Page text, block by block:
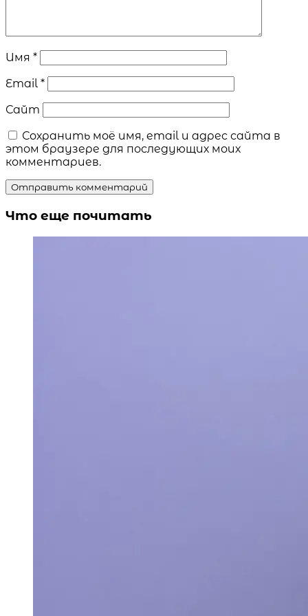
Имя *
Email *
Сайт
Сохранить моё имя, email и адрес сайта в
этом браузере для последующих моих
комментариев.
Что еще почитать